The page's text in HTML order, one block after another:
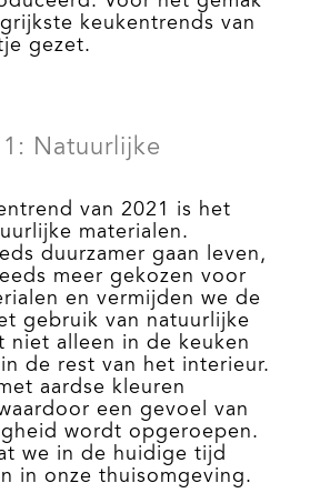
keukentrends van
gezet.
Natuurlijke
van 2021 is het
materialen.
duurzamer gaan leven,
meer gekozen voor
en vermijden we de
gebruik van natuurlijke
niet alleen in de keuken
de rest van het interieur.
aardse kleuren
een gevoel van
wordt opgeroepen.
we in de huidige tijd
in onze thuisomgeving.